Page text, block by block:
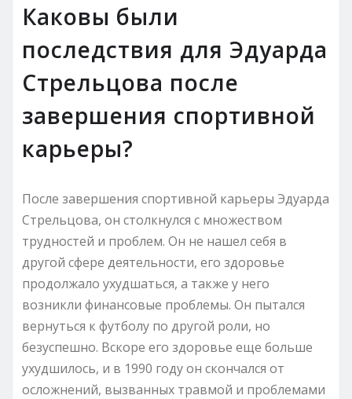
Каковы были
последствия для Эдуарда
Стрельцова после
завершения спортивной
карьеры?
После завершения спортивной карьеры Эдуарда
Стрельцова, он столкнулся с множеством
трудностей и проблем. Он не нашел себя в
другой сфере деятельности, его здоровье
продолжало ухудшаться, а также у него
возникли финансовые проблемы. Он пытался
вернуться к футболу по другой роли, но
безуспешно. Вскоре его здоровье еще больше
ухудшилось, и в 1990 году он скончался от
осложнений, вызванных травмой и проблемами